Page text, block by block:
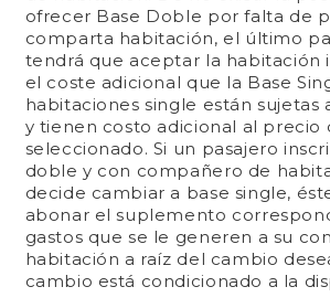
ofrecer Base Doble por falta de
comparta habitación, el último
tendrá que aceptar la habitación
el coste adicional que la Base
habitaciones single están sujetas
y tienen costo adicional al precio
seleccionado. Si un pasajero
doble y con compañero de
decide cambiar a base single,
abonar el suplemento
gastos que se le generen a su
habitación a raíz del cambio
cambio está condicionado a la